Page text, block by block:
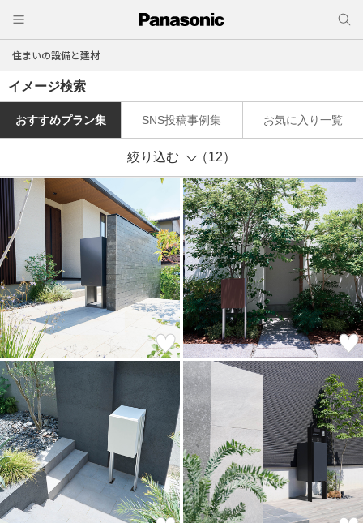
住まいの設備と建材
イメージ検索
おすすめプラン集 SNS投稿事例集 お気に入り一覧
絞り込む （12）